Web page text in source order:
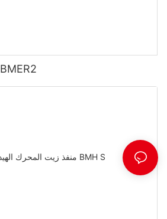
محركات هيدروليكية BMER2